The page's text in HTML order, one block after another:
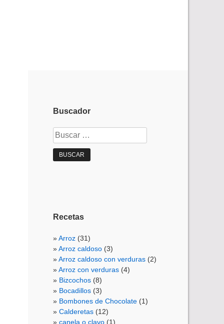
Buscador
Buscar:
Recetas
Arroz (31)
Arroz caldoso (3)
Arroz caldoso con verduras (2)
Arroz con verduras (4)
Bizcochos (8)
Bocadillos (3)
Bombones de Chocolate (1)
Calderetas (12)
canela o clavo (1)